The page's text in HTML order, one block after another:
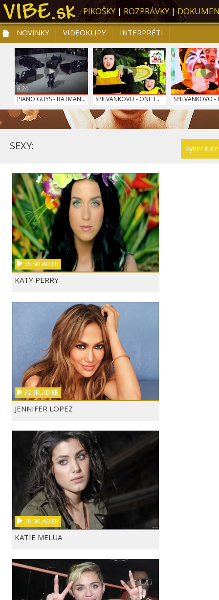
PIKOŠKY| ROZPRÁVKY|
NOVINKY
NOVINKY VIDEOKLIPY
INTERPRÉTI
PRE DETI
SLOVENSKÁ HUDBA TOP 10
6:24
PIANO GUYS - BATMAN... SPIEVANKOVO - ONE T... SPIEVANKOVO -
RYTMUS - SÁM CELESTE BUCKINGHAM ...
GEORGE EZRA - BUDAP... ADELE - SOME ONE LI...
LINDSEY STIRLING - ... KATIE MELUA - CRAWL...
IMT SMILE - VIAC SIA - OPPORTUNITY
IMT SMILE - LEN TEB... GAME OF THRONES - L...
výber
SEXY:
35 SKLADIEB
KATY PERRY
32 SKLADIEB
JENNIFER LOPEZ
28 SKLADIEB
KATIE MELUA